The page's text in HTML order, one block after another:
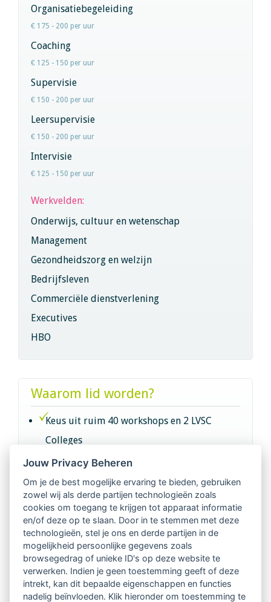
Organisatiebegeleiding
€ 175 - 200 per uur
Coaching
€ 125 - 150 per uur
Supervisie
€ 150 - 200 per uur
Leersupervisie
€ 150 - 200 per uur
Intervisie
€ 125 - 150 per uur
Werkvelden:
Onderwijs, cultuur en wetenschap
Management
Gezondheidszorg en welzijn
Bedrijfsleven
Commerciële dienstverlening
Executives
HBO
Waarom lid worden?
Keus uit ruim 40 workshops en 2 LVSC
Colleges
Intervisie met geregistreerde vakgenoten
Netwerk van 2100 professionals in 14
regio's
Vindbaar voor opdrachtgevers
Tijdschrift voor
Begeleidingskunde & kennisbank
Jouw Privacy Beheren
Om je de best mogelijke ervaring te bieden, gebruiken
zowel wij als derde partijen technologieën zoals
cookies om toegang te krijgen tot apparaat informatie
en/of deze op te slaan. Door in te stemmen met deze
technologieën, stel je ons en derde partijen in de
mogelijkheid persoonlijke gegevens zoals
browsegedrag of unieke ID's op deze website te
verwerken. Indien je geen toestemming geeft of deze
intrekt, kan dit bepaalde eigenschappen en functies
nadelig beïnvloeden. Klik hieronder om toestemming te